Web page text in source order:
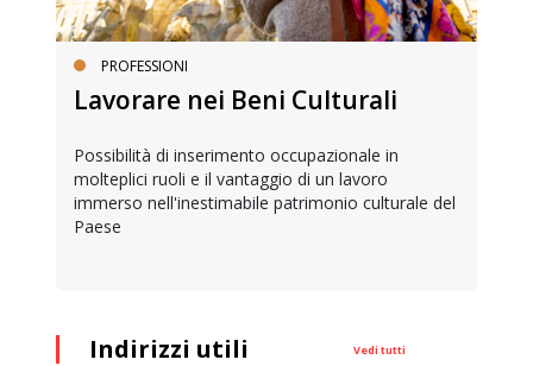
PROFESSIONI
Lavorare nei Beni Culturali
Possibilità di inserimento occupazionale in
molteplici ruoli e il vantaggio di un lavoro
immerso nell'inestimabile patrimonio culturale del
Paese
Indirizzi utili Vedi tutti